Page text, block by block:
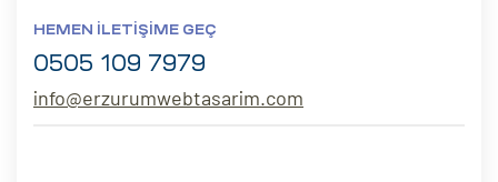
HEMEN İLETIŞIME GEÇ
0505 109 7979
info@erzurumwebtasarim.com